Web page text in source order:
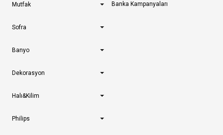
Mutfak
Sofra
Banyo
Dekorasyon
Halı&Kilim
Philips
Banka Kampanyaları